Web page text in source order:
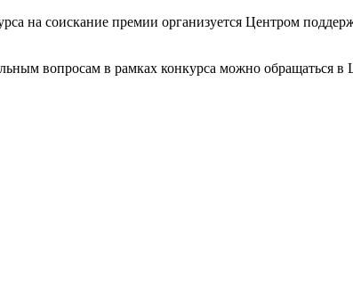
на соискание премии организуется Центром
вопросам в рамках конкурса можно обращаться